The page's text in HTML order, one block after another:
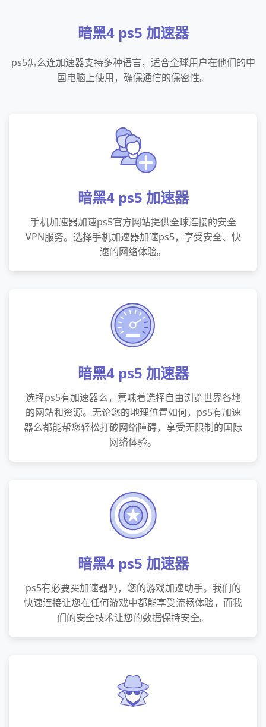
暗黑4 ps5 加速器
ps5怎么连加速器支持多种语言，适合全球用户在他们的中
国电脑上使用，确保通信的保密性。
暗黑4 ps5 加速器
手机加速器加速ps5官方网站提供全球连接的安全
VPN服务。选择手机加速器加速ps5，享受安全、快
速的网络体验。
暗黑4 ps5 加速器
选择ps5有加速器么，意味着选择自由浏览世界各地
的网站和资源。无论您的地理位置如何，ps5有加速
器么都能帮您轻松打破网络障碍，享受无限制的国际
网络体验。
暗黑4 ps5 加速器
ps5有必要买加速器吗，您的游戏加速助手。我们的
快速连接让您在任何游戏中都能享受流畅体验，而我
们的安全技术让您的数据保持安全。